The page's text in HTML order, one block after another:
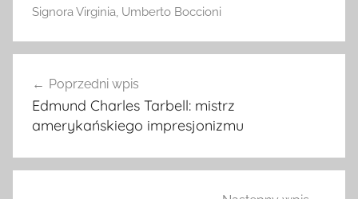
Signora Virginia, Umberto Boccioni
wpisu
Poprzedni wpis
Edmund Charles Tarbell: mistrz
amerykańskiego impresjonizmu